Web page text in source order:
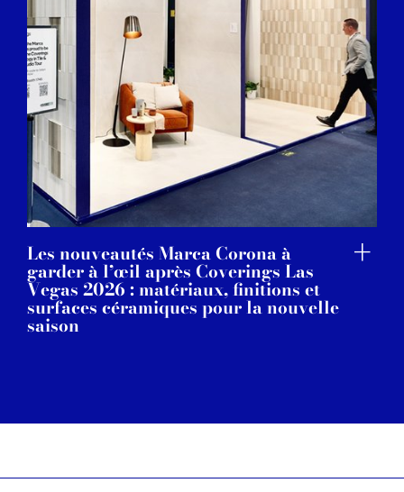
Les nouveautés Marca Corona à
garder à l’œil après Coverings Las
Vegas 2026 : matériaux, finitions et
surfaces céramiques pour la nouvelle
saison